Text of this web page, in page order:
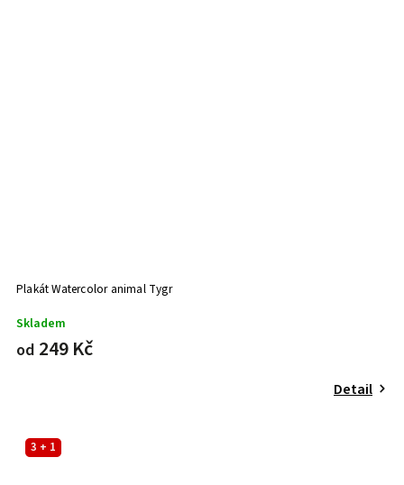
Plakát Watercolor animal Tygr
Skladem
od 249 Kč
Detail
3 + 1